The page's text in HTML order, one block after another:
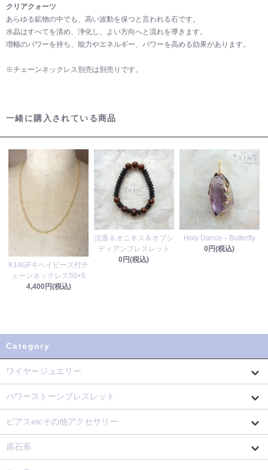
クリアクォーツ
あらゆる鉱物の中でも、高い波動を保つと言われる石です。
水晶はすべてを清め、浄化し、よい方向へと流れを導きます。
増幅のパワーを持ち、能力やエネルギー、パワーを高める効果があります。
※チェーンネックレス別売は別売りです。
一緒に購入されている商品
K14GFキヘイビーズ付チ
ェーンネックレス50+5
4,400円(税込)
沈香＆オニキス＆オブシ
ディアンブレスレット
0円(税込)
Holy Dance～Butterfly
0円(税込)
Category
ワイヤージュエリー
パワーストーンブレスレット
ピアスetcその他アクセサリー
原石系